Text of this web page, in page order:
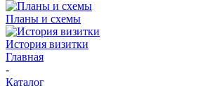
Планы и схемы
История визитки
Главная
-
Каталог